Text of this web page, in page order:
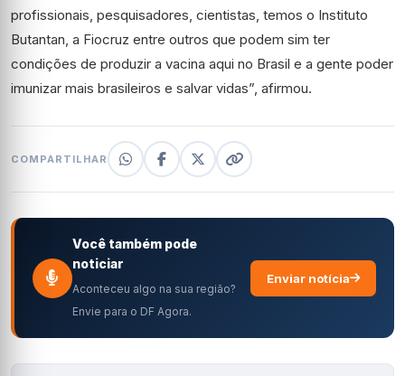
profissionais, pesquisadores, cientistas, temos o Instituto
Butantan, a Fiocruz entre outros que podem sim ter
condições de produzir a vacina aqui no Brasil e a gente poder
imunizar mais brasileiros e salvar vidas”, afirmou.
COMPARTILHAR
Você também pode
noticiar
Aconteceu algo na sua região?
Envie para o DF Agora.
Enviar notícia